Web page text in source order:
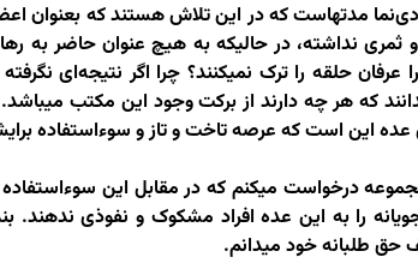
مدتهاست که در این تلاش هستند که بعنوان
ثمری نداشته، در حالیکه به هیچ عنوان حاضر به
حلقه را ترک نمیکنند؟ چرا اگر نتیجه‌ای
که هر چه دارند از برکت وجود این مکتب
این است که عرصه تاخت و تاز و سوءاستفاده
درخواست میکنم که در مقابل این سوءاستفاده
را به این عده افراد مشکوک و نفوذی ندهند.
حق طلبانه خود میدانم.